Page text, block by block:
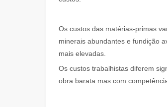
Os custos das matérias-primas
minerais abundantes e fundição
mais elevadas.
Os custos trabalhistas diferem
obra barata mas com